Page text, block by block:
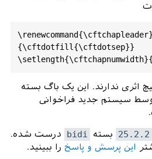
(hyperref)
`\cleaders'
on line
Package hyperref Warning:
allowed in a PDF string (
on input line 27.
\renewcommand{\cftchapleader}
{\cftdotfill{\cftdotsep}}
اثری ندارند. این یک باگ بسته
سیستم جدید فراخوانی
25.2.2 بسته bidi
درست شده.
این پرسش و پاسخ را ببینید.